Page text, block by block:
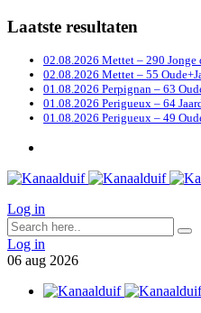
Laatste resultaten
02.08.2026 Mettet – 290 Jonge
02.08.2026 Mettet – 55
01.08.2026 Perpignan – 63
01.08.2026 Perigueux – 64
01.08.2026 Perigueux – 49
Log in
Log in
06 aug 2026